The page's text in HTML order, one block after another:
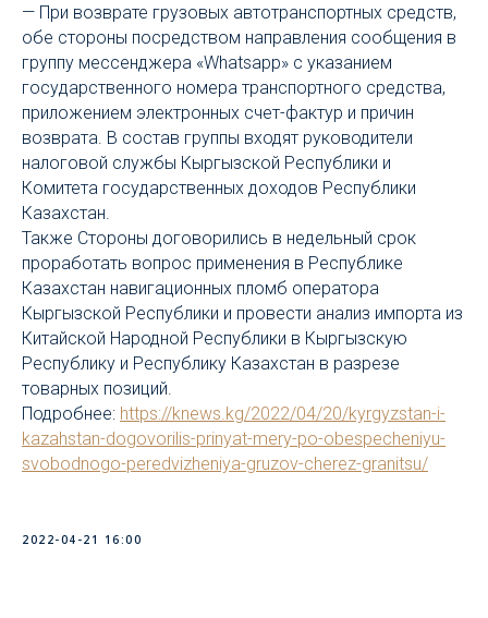
— При возврате грузовых автотранспортных средств,
обе стороны посредством направления сообщения в
группу мессенджера «Whatsapp» с указанием
государственного номера транспортного средства,
приложением электронных счет-фактур и причин
возврата. В состав группы входят руководители
налоговой службы Кыргызской Республики и
Комитета государственных доходов Республики
Казахстан.
Также Стороны договорились в недельный срок
проработать вопрос применения в Республике
Казахстан навигационных пломб оператора
Кыргызской Республики и провести анализ импорта из
Китайской Народной Республики в Кыргызскую
Республику и Республику Казахстан в разрезе
товарных позиций.
Подробнее: https://knews.kg/2022/04/20/kyrgyzstan-i-
kazahstan-dogovorilis-prinyat-mery-po-obespecheniyu-
svobodnogo-peredvizheniya-gruzov-cherez-granitsu/
2022-04-21 16:00